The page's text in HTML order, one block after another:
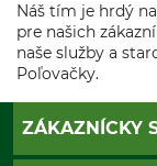
Náš tím je hrdý
pre našich
naše služby a
Poľovačky.
ZÁKAZNÍCKY